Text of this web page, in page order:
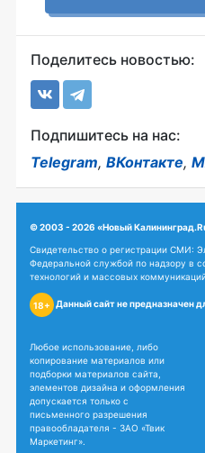
Поделитесь новостью:
Подпишитесь на нас:
Telegram, ВКонтакте,
© 2003 - 2026 «Новый
Свидетельство о регистрации СМИ:
Федеральной службой по надзору в
технологий и массовых
18+ Данный сайт не предназначен
Любое использование, либо
копирование материалов или
подборки материалов сайта,
элементов дизайна и оформления
допускается только с
письменного разрешения
правообладателя - ЗАО «Твик
Маркетинг».